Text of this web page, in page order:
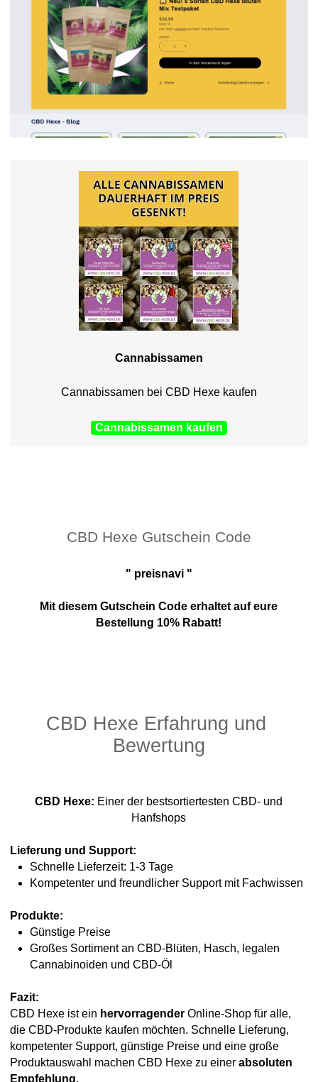
Cannabissamen
Cannabissamen bei CBD Hexe kaufen
Cannabissamen kaufen
CBD Hexe Gutschein Code
" preisnavi "
Mit diesem Gutschein Code erhaltet auf eure
Bestellung 10% Rabatt!
CBD Hexe Erfahrung und
Bewertung
CBD Hexe: Einer der bestsortiertesten CBD- und
Hanfshops
Lieferung und Support:
Schnelle Lieferzeit: 1-3 Tage
Kompetenter und freundlicher Support mit Fachwissen
Produkte:
Günstige Preise
Großes Sortiment an CBD-Blüten, Hasch, legalen
Cannabinoiden und CBD-Öl
Fazit:
CBD Hexe ist ein hervorragender Online-Shop für alle,
die CBD-Produkte kaufen möchten. Schnelle Lieferung,
kompetenter Support, günstige Preise und eine große
Produktauswahl machen CBD Hexe zu einer absoluten
Empfehlung.